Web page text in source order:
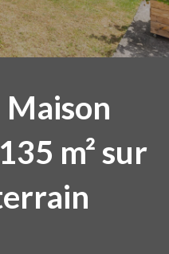
Maison
m² sur